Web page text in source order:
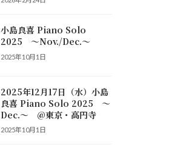
小島良喜 Piano Solo
2025 ～Nov./Dec.～
2025年10月1日
2025年12月17日（水）小島
良喜 Piano Solo 2025 ～
Dec.～ @東京・高円寺
2025年10月1日